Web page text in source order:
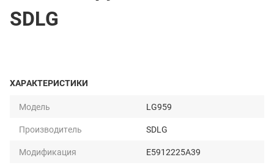
SDLG
ХАРАКТЕРИСТИКИ
Модель
LG959
Производитель
SDLG
Модификация
E5912225A39